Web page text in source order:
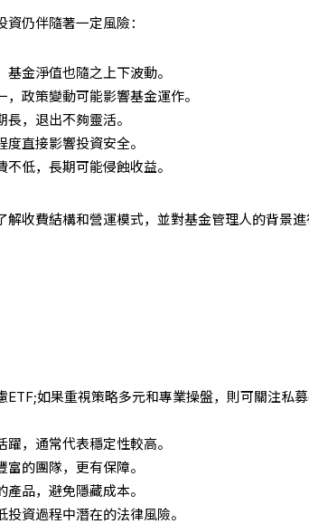
仍伴隨著一定風險：
金淨值也隨之上下波動。
政策變動可能影響基金運作。
，退出不夠靈活。
直接影響投資安全。
低，長期可能侵蝕收益。
收費結構和營運模式，並對基金管理人的背景
如果重視策略多元和專業操盤，則可關注私
，通常代表穩定性較高。
的團隊，更有保障。
品，避免隱藏成本。
資過程中潛在的法律風險。